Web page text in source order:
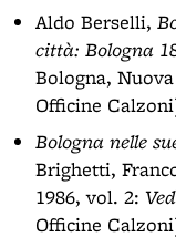
Aldo Berselli,
città: Bologna
Bologna,
Officine
Bologna nelle
Brighetti,
1986, vol. 2:
Officine